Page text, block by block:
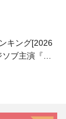
キング[2026
ブ主演『エ